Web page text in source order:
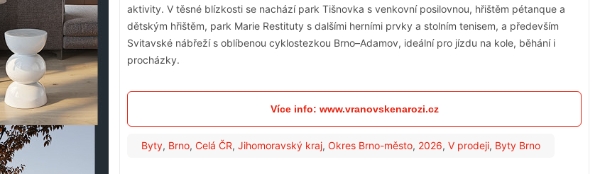
aktivity. V těsné blízkosti se nachází park Tišnovka s venkovní posilovnou, hřištěm pétanque a
dětským hřištěm, park Marie Restituty s dalšími herními prvky a stolním tenisem, a především
Svitavské nábřeží s oblíbenou cyklostezkou Brno–Adamov, ideální pro jízdu na kole, běhání i
procházky.
Více info: www.vranovskenarozi.cz
Byty, Brno, Celá ČR, Jihomoravský kraj, Okres Brno-město, 2026, V prodeji, Byty Brno